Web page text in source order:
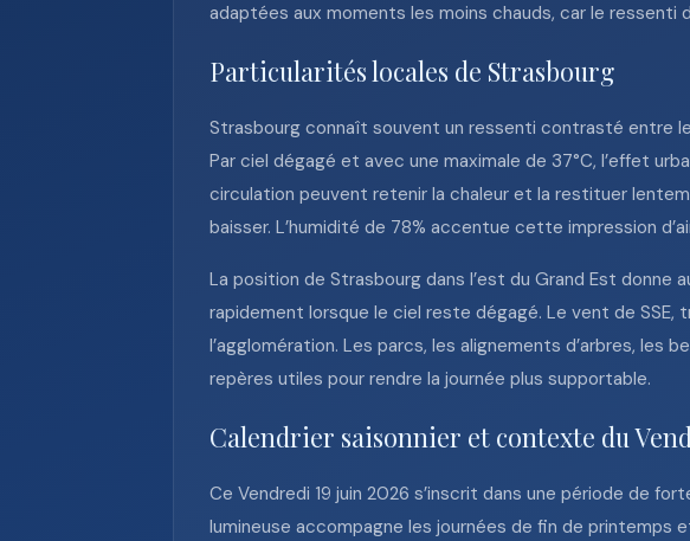
adaptées aux moments les moins chauds, car le ressenti
Particularités locales de Strasbourg
Strasbourg connaît souvent un ressenti contrasté entre
Par ciel dégagé et avec une maximale de 37°C, l’effet
circulation peuvent retenir la chaleur et la restituer
baisser. L’humidité de 78% accentue cette impression
La position de Strasbourg dans l’est du Grand Est
rapidement lorsque le ciel reste dégagé. Le vent de SSE,
l’agglomération. Les parcs, les alignements d’arbres,
repères utiles pour rendre la journée plus supportable.
Calendrier saisonnier et contexte du
Ce Vendredi 19 juin 2026 s’inscrit dans une période de
lumineuse accompagne les journées de fin de printemps